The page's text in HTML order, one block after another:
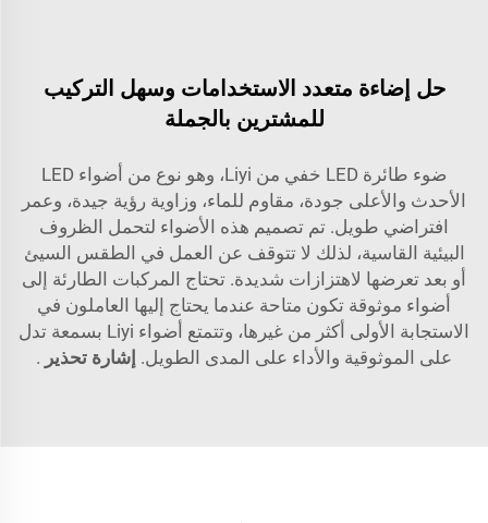
حل إضاءة متعدد الاستخدامات وسهل التركيب
للمشترين بالجملة
ضوء طائرة LED خفي من Liyi، وهو نوع من أضواء LED
الأحدث والأعلى جودة، مقاوم للماء، وزاوية رؤية جيدة، وعمر
افتراضي طويل. تم تصميم هذه الأضواء لتحمل الظروف
البيئية القاسية، لذلك لا تتوقف عن العمل في الطقس السيئ
أو بعد تعرضها لاهتزازات شديدة. تحتاج المركبات الطارئة إلى
أضواء موثوقة تكون متاحة عندما يحتاج إليها العاملون في
الاستجابة الأولى أكثر من غيرها، وتتمتع أضواء Liyi بسمعة تدل
على الموثوقية والأداء على المدى الطويل. إشارة تحذير .